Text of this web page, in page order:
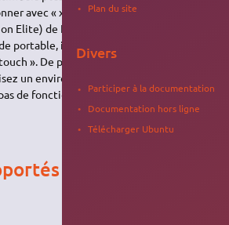
avec « xev », comme le Media
Elite) de Logitech, ou certaines
portable, il faut alors plutôt essayer
». De plus, ce programme peut vous
un environnement de bureau léger tel
de fonction d'affichage sur écran des
Plan du site
Divers
Participer à la documentation
Documentation hors ligne
Télécharger Ubuntu